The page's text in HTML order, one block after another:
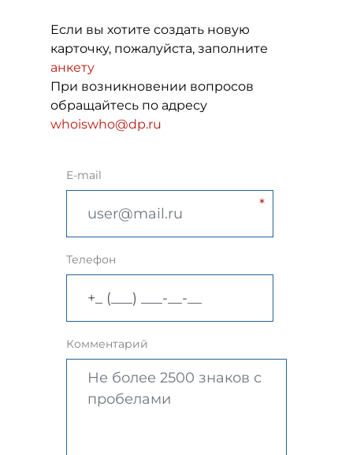
Если вы хотите создать новую
карточку, пожалуйста, заполните
анкету
При возникновении вопросов
обращайтесь по адресу
whoiswho@dp.ru
E-mail
Телефон
Комментарий